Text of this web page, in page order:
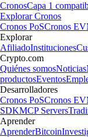
CronosCapa 1
Explorar Cronos
Cronos PoSCronos
Explorar
AfiliadoInstituciones
Crypto.com
Quiénes somosNoticias
productosEventos
Desarrolladores
Cronos PoSCronos
SDKMCP Servers
Aprender
AprenderBitcoin